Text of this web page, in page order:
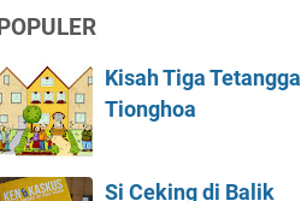
POPULER
Kisah Tiga Tetangga
Tionghoa
Si Ceking di Balik